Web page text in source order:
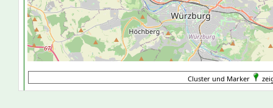
Cluster und Marker